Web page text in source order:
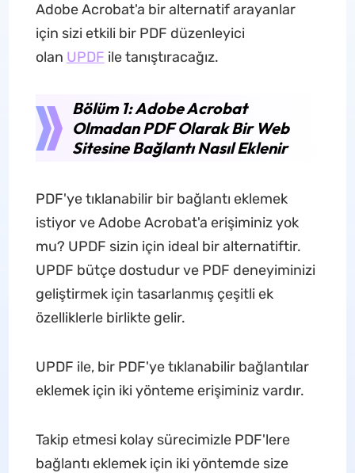
Adobe Acrobat'a bir alternatif arayanlar
için sizi etkili bir PDF düzenleyici
olan UPDF ile tanıştıracağız.
Bölüm 1: Adobe Acrobat
Olmadan PDF Olarak Bir Web
Sitesine Bağlantı Nasıl Eklenir
PDF'ye tıklanabilir bir bağlantı eklemek
istiyor ve Adobe Acrobat'a erişiminiz yok
mu? UPDF sizin için ideal bir alternatiftir.
UPDF bütçe dostudur ve PDF deneyiminizi
geliştirmek için tasarlanmış çeşitli ek
özelliklerle birlikte gelir.
UPDF ile, bir PDF'ye tıklanabilir bağlantılar
eklemek için iki yönteme erişiminiz vardır.
Takip etmesi kolay sürecimizle PDF'lere
bağlantı eklemek için iki yöntemde size